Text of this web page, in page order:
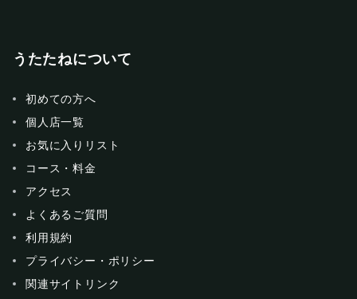
うたたねについて
初めての方へ
個人店一覧
お気に入りリスト
コース・料金
アクセス
よくあるご質問
利用規約
プライバシー・ポリシー
関連サイトリンク